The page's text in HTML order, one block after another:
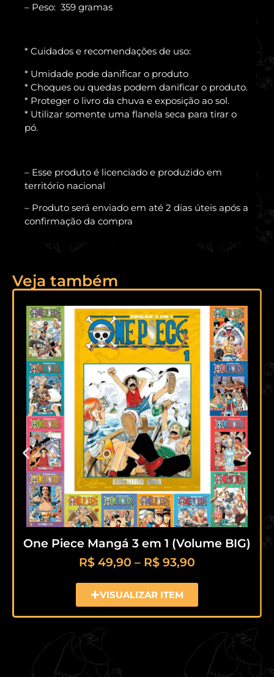
– Peso: 359 gramas
* Cuidados e recomendações de uso:
* Umidade pode danificar o produto
* Choques ou quedas podem danificar o produto.
* Proteger o livro da chuva e exposição ao sol.
* Utilizar somente uma flanela seca para tirar o
pó.
– Esse produto é licenciado e produzido em
território nacional
– Produto será enviado em até 2 dias úteis após a
confirmação da compra
Veja também
One Piece Mangá 3 em 1 (Volume BIG)
R$ 49,90 – R$ 93,90
VISUALIZAR ITEM